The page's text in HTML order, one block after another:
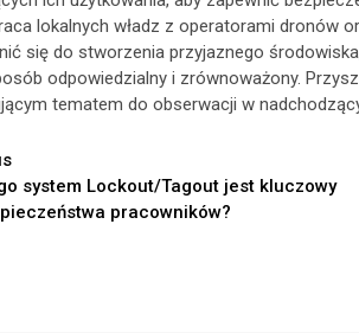
lokalnych władz z operatorami dronów
się do stworzenia przyjaznego
odpowiedzialny i zrównoważony.
tematem do obserwacji w
system Lockout/Tagout jest kluczowy
pracowników?